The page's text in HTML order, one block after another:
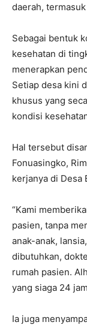
daerah,
Sebagai bentuk
kesehatan di
menerapkan
Setiap desa kini
khusus yang
kondisi
Hal tersebut
Fonuasingko,
kerjanya di Desa
“Kami
pasien, tanpa
anak-anak,
dibutuhkan,
rumah pasien.
yang siaga 24
Ia juga